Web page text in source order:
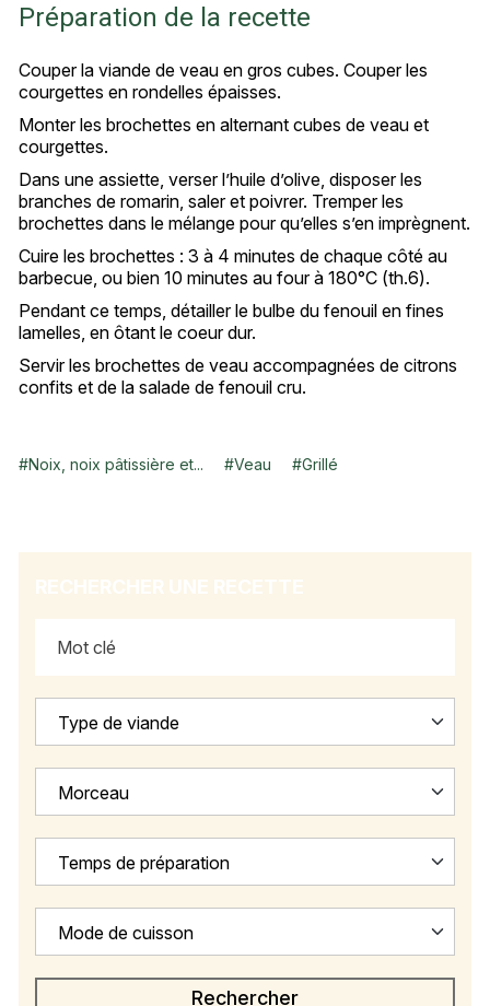
Préparation de la recette
Couper la viande de veau en gros cubes. Couper les
courgettes en rondelles épaisses.
Monter les brochettes en alternant cubes de veau et
courgettes.
Dans une assiette, verser l’huile d’olive, disposer les
branches de romarin, saler et poivrer. Tremper les
brochettes dans le mélange pour qu’elles s’en imprègnent.
Cuire les brochettes : 3 à 4 minutes de chaque côté au
barbecue, ou bien 10 minutes au four à 180°C (th.6).
Pendant ce temps, détailler le bulbe du fenouil en fines
lamelles, en ôtant le coeur dur.
Servir les brochettes de veau accompagnées de citrons
confits et de la salade de fenouil cru.
#Noix, noix pâtissière et... #Veau #Grillé
Type de viande
Morceau
Temps de préparation
Mode de cuisson